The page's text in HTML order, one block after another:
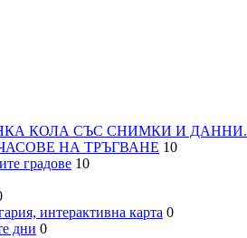
КОЛА СЪС СНИМКИ И ДАННИ.
ЧАСОВЕ НА ТРЪГВАНЕ 10
градове 10
интерактивна карта 0
дни 0